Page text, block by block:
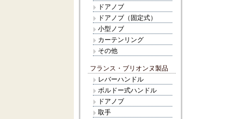
ドアノブ
ドアノブ（固定式）
小型ノブ
カーテンリング
その他
フランス・ブリオンヌ製品
レバーハンドル
ボルドー式ハンドル
ドアノブ
取手